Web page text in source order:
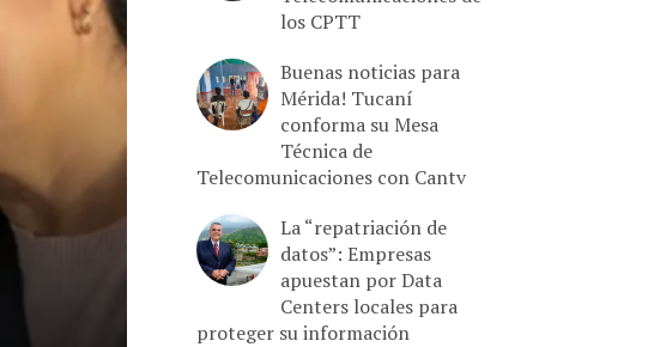
los CPTT
Buenas noticias para
Mérida! Tucaní
conforma su Mesa
Técnica de
Telecomunicaciones con Cantv
La “repatriación de
datos”: Empresas
apuestan por Data
Centers locales para
proteger su información